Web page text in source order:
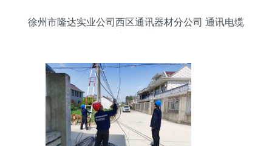
徐州市隆达实业公司西区通讯器材分公司 通讯电缆